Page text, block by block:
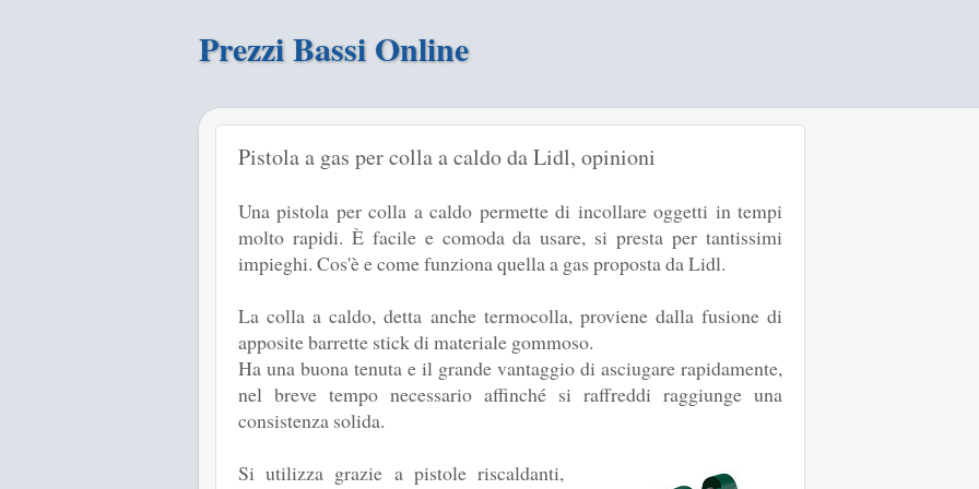
Prezzi Bassi Online
Pistola a gas per colla a caldo da Lidl, opinioni
Una pistola per colla a caldo permette di incollare oggetti in tempi
molto rapidi. È facile e comoda da usare, si presta per tantissimi
impieghi. Cos'è e come funziona quella a gas proposta da Lidl.
La colla a caldo, detta anche termocolla, proviene dalla fusione di
apposite barrette stick di materiale gommoso.
Ha una buona tenuta e il grande vantaggio di asciugare rapidamente,
nel breve tempo necessario affinché si raffreddi raggiunge una
consistenza solida.
Si utilizza grazie a pistole riscaldanti,